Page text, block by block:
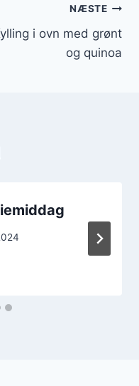
NÆSTE
i ovn med grønt
og quinoa